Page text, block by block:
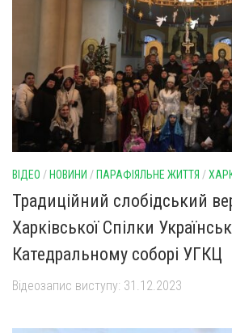
ВІДЕО / НОВИНИ / ПАРАФІЯЛЬНЕ ЖИТТЯ /
Традиційний слобідський
Харківської Спілки
Катедральному соборі УГКЦ
Відеозапис виступу: 31.12.2023